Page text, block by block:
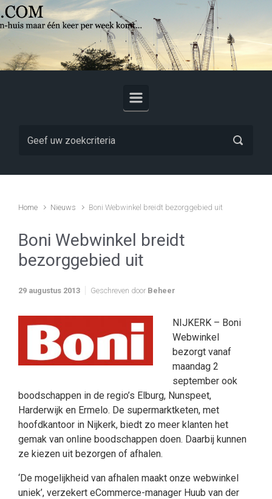
Skip to main content
Home Nieuws Boni Webwinkel breidt bezorggebied uit
Boni Webwinkel breidt
bezorggebied uit
29 augustus 2013 Geschreven door Beheer
NIJKERK – Boni
Webwinkel
bezorgt vanaf
maandag 2
september ook
boodschappen in de regio’s Elburg, Nunspeet,
Harderwijk en Ermelo. De supermarktketen, met
hoofdkantoor in Nijkerk, biedt zo meer klanten het
gemak van online boodschappen doen. Daarbij kunnen
ze kiezen uit bezorgen of afhalen.
‘De mogelijkheid van afhalen maakt onze webwinkel
uniek’, verzekert eCommerce-manager Huub van der